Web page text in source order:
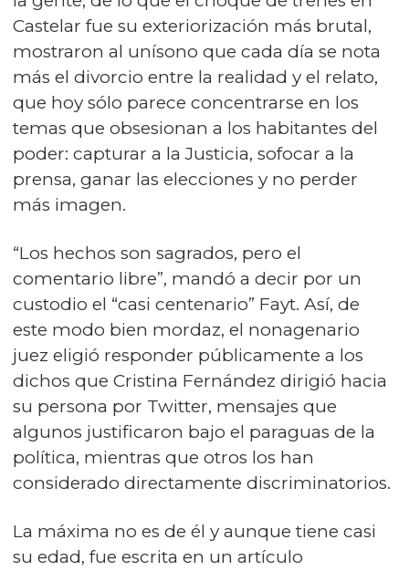
Castelar fue su exteriorización más brutal,
mostraron al unísono que cada día se nota
más el divorcio entre la realidad y el relato,
que hoy sólo parece concentrarse en los
temas que obsesionan a los habitantes del
poder: capturar a la Justicia, sofocar a la
prensa, ganar las elecciones y no perder
más imagen.
“Los hechos son sagrados, pero el
comentario libre”, mandó a decir por un
custodio el “casi centenario” Fayt. Así, de
este modo bien mordaz, el nonagenario
juez eligió responder públicamente a los
dichos que Cristina Fernández dirigió hacia
su persona por Twitter, mensajes que
algunos justificaron bajo el paraguas de la
política, mientras que otros los han
considerado directamente discriminatorios.
La máxima no es de él y aunque tiene casi
su edad, fue escrita en un artículo